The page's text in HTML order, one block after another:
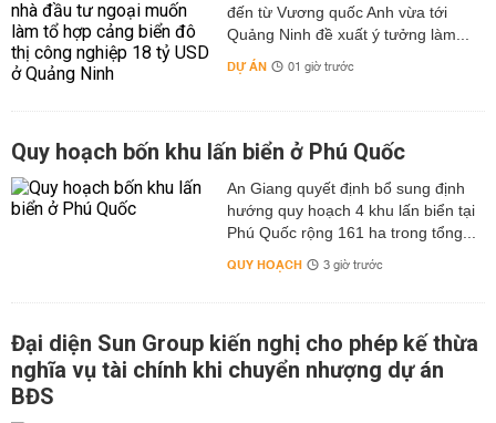
đến từ Vương quốc Anh vừa tới
Quảng Ninh đề xuất ý tưởng làm...
DỰ ÁN 01 giờ trước
Quy hoạch bốn khu lấn biển ở Phú Quốc
An Giang quyết định bổ sung định
hướng quy hoạch 4 khu lấn biển tại
Phú Quốc rộng 161 ha trong tổng...
QUY HOẠCH 3 giờ trước
Đại diện Sun Group kiến nghị cho phép kế thừa
nghĩa vụ tài chính khi chuyển nhượng dự án
BĐS